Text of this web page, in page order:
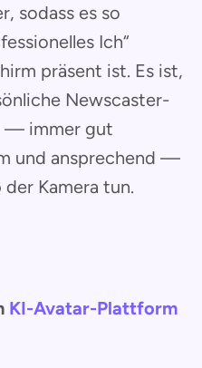
sodass es so
Ich“
präsent ist. Es ist,
Newscaster-
— immer gut
und ansprechend —
der Kamera tun.
KI-Avatar-Plattform